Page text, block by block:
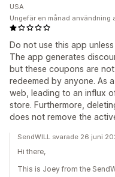
Do not use this app
The app generates
but these coupons are
redeemed by anyone. As
web, leading to an influx
store. Furthermore,
does not remove the
USA
Ungefär en månad användning
SendWILL svarade 26 juni
Hi there,
This is Joey from the